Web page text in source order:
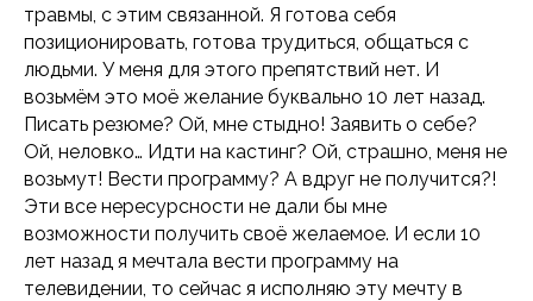
травмы, с этим связанной. Я готова себя
позиционировать, готова трудиться, общаться с
людьми. У меня для этого препятствий нет. И
возьмём это моё желание буквально 10 лет назад.
Писать резюме? Ой, мне стыдно! Заявить о себе?
Ой, неловко… Идти на кастинг? Ой, страшно, меня не
возьмут! Вести программу? А вдруг не получится?!
Эти все нересурсности не дали бы мне
возможности получить своё желаемое. И если 10
лет назад я мечтала вести программу на
телевидении, то сейчас я исполняю эту мечту в